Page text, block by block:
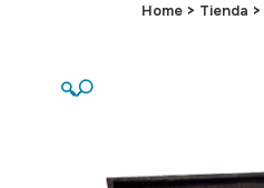
Home > Tienda >
🔍